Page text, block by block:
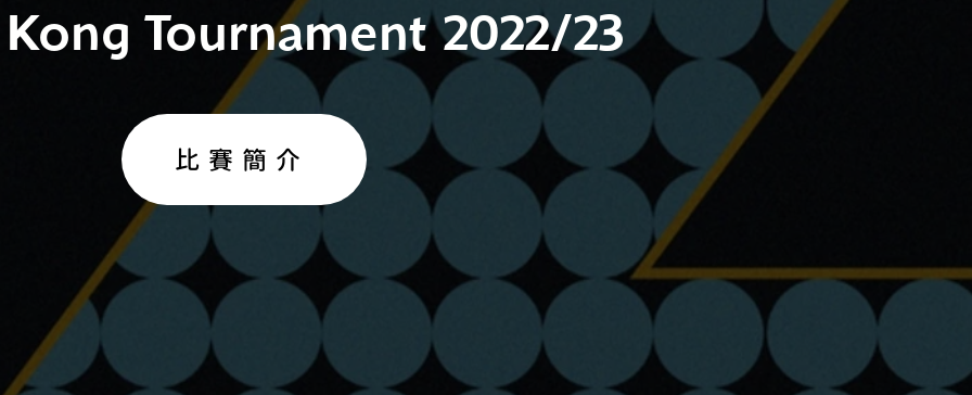
Tournament 2022/23
比賽簡介